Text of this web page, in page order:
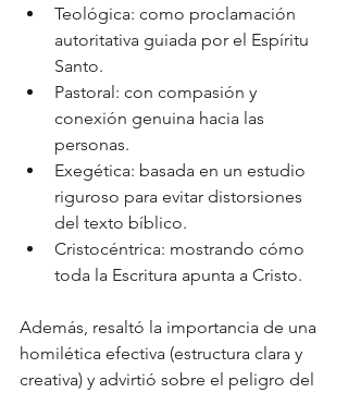
Teológica: como proclamación
autoritativa guiada por el Espíritu
Santo.
Pastoral: con compasión y
conexión genuina hacia las
personas.
Exegética: basada en un estudio
riguroso para evitar distorsiones
del texto bíblico.
Cristocéntrica: mostrando cómo
toda la Escritura apunta a Cristo.
Además, resaltó la importancia de una
homilética efectiva (estructura clara y
creativa) y advirtió sobre el peligro del